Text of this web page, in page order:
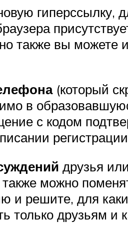
также вы можете
(который
в
с кодом
друзья
можно
и решите, для
только друзьям и